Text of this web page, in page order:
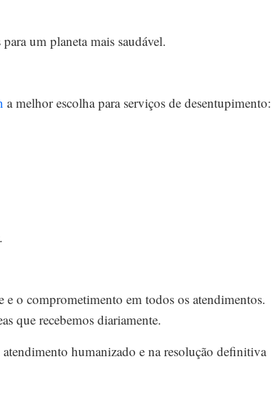
um planeta mais saudável.
a melhor escolha para serviços de desentupimento:
e o comprometimento em todos os atendimentos.
que recebemos diariamente.
humanizado e na resolução definitiva